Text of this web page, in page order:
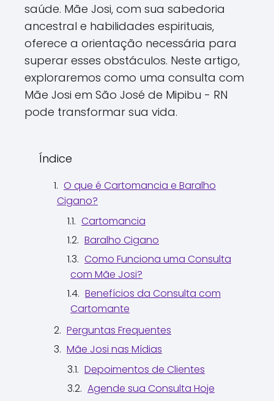
saúde. Mãe Josi, com sua sabedoria
ancestral e habilidades espirituais,
oferece a orientação necessária para
superar esses obstáculos. Neste artigo,
exploraremos como uma consulta com
Mãe Josi em São José de Mipibu - RN
pode transformar sua vida.
Índice
O que é Cartomancia e Baralho
Cigano?
Cartomancia
Baralho Cigano
Como Funciona uma Consulta
com Mãe Josi?
Benefícios da Consulta com
Cartomante
Perguntas Frequentes
Mãe Josi nas Mídias
Depoimentos de Clientes
Agende sua Consulta Hoje